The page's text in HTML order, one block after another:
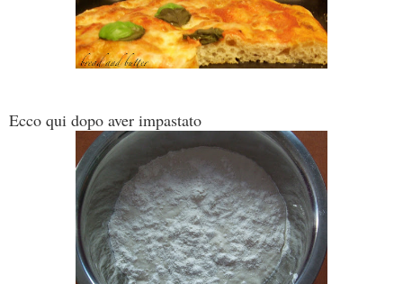
Ecco qui dopo aver impastato